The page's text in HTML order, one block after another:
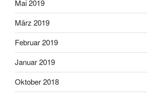
Mai 2019
März 2019
Februar 2019
Januar 2019
Oktober 2018